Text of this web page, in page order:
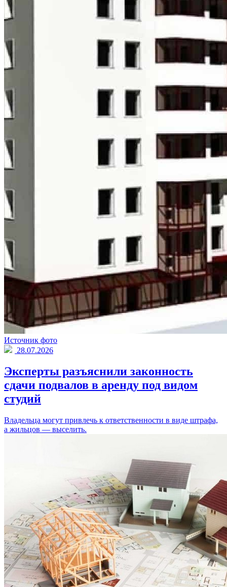
Источник фото
28.07.2026
Эксперты разъяснили законность
сдачи подвалов в аренду под видом
студий
Владельца могут привлечь к ответственности в виде штрафа,
а жильцов — выселить.